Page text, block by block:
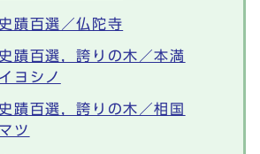
蹟百選／仏陀寺
史蹟百選，誇りの木／本満
ヨシノ
蹟百選，誇りの木／相国
ツ